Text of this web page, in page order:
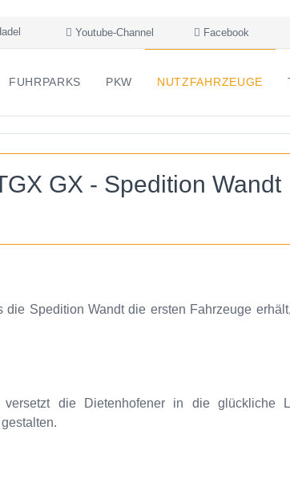
Youtube-Channel Facebook
FUHRPARKS PKW NUTZFAHRZEUGE
GX - Spedition Wandt
Spedition Wandt die ersten Fahrzeuge
die Dietenhofener in die glückliche